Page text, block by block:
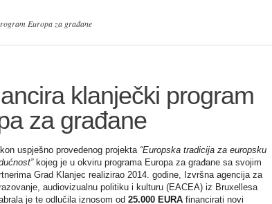
Europa za građane
klanječki program
za građane
uspješno provedenog projekta “Europska tradicija za europsku
kojeg je u okviru programa Europa za građane sa svojim
Grad Klanjec realizirao 2014. godine, Izvršna agencija za
audiovizualnu politiku i kulturu (EACEA) iz Bruxellesa
je te odlučila iznosom od 25.000 EURA financirati novi